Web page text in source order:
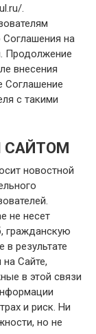
.
Соглашения на
Продолжение
внесения
Соглашение
с такими
САЙТОМ
новостной
не несет
гражданскую
в результате
Сайте,
в этой связи
и риск. Ни
но не